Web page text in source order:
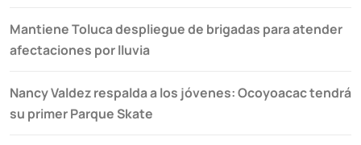
Mantiene Toluca despliegue de brigadas para atender
afectaciones por lluvia
Nancy Valdez respalda a los jóvenes: Ocoyoacac tendrá
su primer Parque Skate